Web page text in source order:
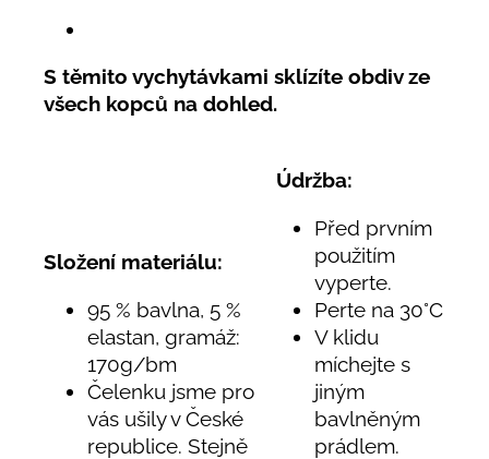
S těmito vychytávkami sklízíte obdiv ze
všech kopců na dohled.
Složení materiálu:
95 % bavlna, 5 %
elastan, gramáž:
170g/bm
Čelenku jsme pro
vás ušily v České
republice. Stejně
Údržba:
Před prvním
použitím
vyperte.
Perte na 30°C
V klidu
míchejte s
jiným
bavlněným
prádlem.